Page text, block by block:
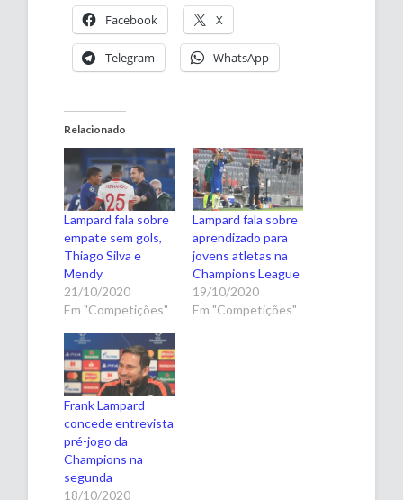
Facebook X
Telegram WhatsApp
Relacionado
Lampard fala sobre
empate sem gols,
Thiago Silva e
Mendy
21/10/2020
Em "Competições"
Lampard fala sobre
aprendizado para
jovens atletas na
Champions League
19/10/2020
Em "Competições"
Frank Lampard
concede entrevista
pré-jogo da
Champions na
segunda
18/10/2020